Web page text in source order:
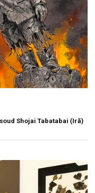
Shojai Tabatabai (Irã)